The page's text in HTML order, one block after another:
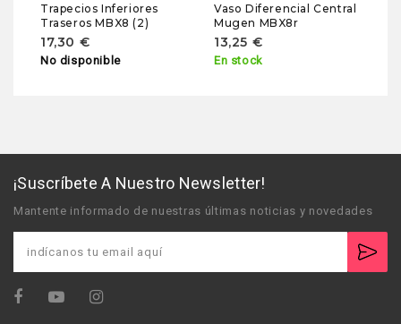
Trapecios Inferiores
Traseros MBX8 (2)
17,30 €
No disponible
Vaso Diferencial Central
Mugen MBX8r
13,25 €
En stock
¡Suscríbete A Nuestro Newsletter!
Mantente informado de nuestras últimas noticias y novedades